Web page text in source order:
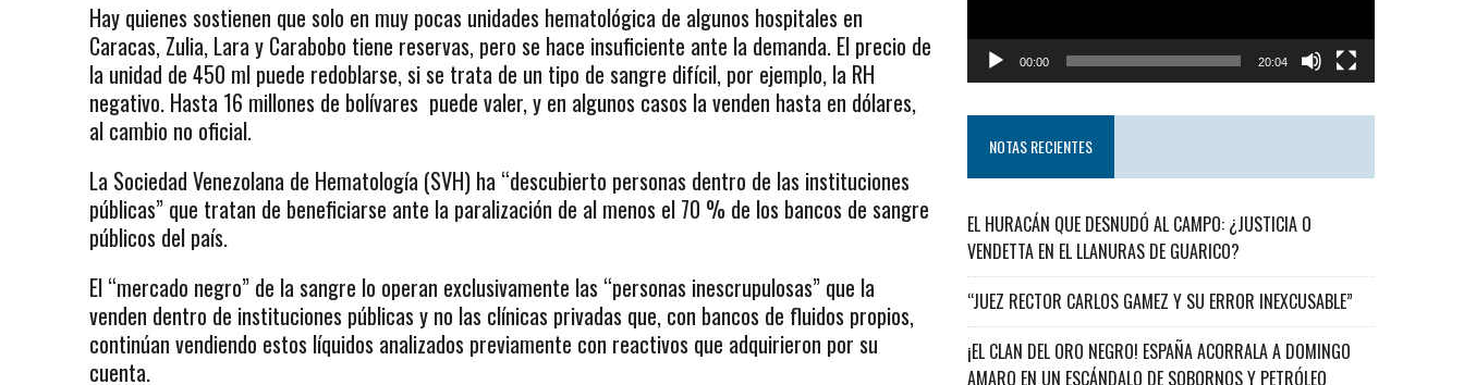
Hay quienes sostienen que solo en muy pocas unidades hematológica de algunos hospitales en
Caracas, Zulia, Lara y Carabobo tiene reservas, pero se hace insuficiente ante la demanda. El precio de
la unidad de 450 ml puede redoblarse, si se trata de un tipo de sangre difícil, por ejemplo, la RH
negativo. Hasta 16 millones de bolívares puede valer, y en algunos casos la venden hasta en dólares,
al cambio no oficial.
La Sociedad Venezolana de Hematología (SVH) ha “descubierto personas dentro de las instituciones
públicas” que tratan de beneficiarse ante la paralización de al menos el 70 % de los bancos de sangre
públicos del país.
El “mercado negro” de la sangre lo operan exclusivamente las “personas inescrupulosas” que la
venden dentro de instituciones públicas y no las clínicas privadas que, con bancos de fluidos propios,
continúan vendiendo estos líquidos analizados previamente con reactivos que adquirieron por su
cuenta.
00:00 20:04
NOTAS RECIENTES
EL HURACÁN QUE DESNUDÓ AL CAMPO: ¿JUSTICIA O
VENDETTA EN EL LLANURAS DE GUARICO?
“JUEZ RECTOR CARLOS GAMEZ Y SU ERROR INEXCUSABLE”
¡EL CLAN DEL ORO NEGRO! ESPAÑA ACORRALA A DOMINGO
AMARO EN UN ESCÁNDALO DE SOBORNOS Y PETRÓLEO